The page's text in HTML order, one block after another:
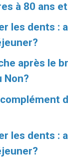
à 80 ans
les dents :
après le
Non?
les dents :